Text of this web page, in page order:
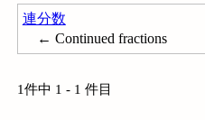
連分数
← Continued fractions
1件中 1 - 1 件目